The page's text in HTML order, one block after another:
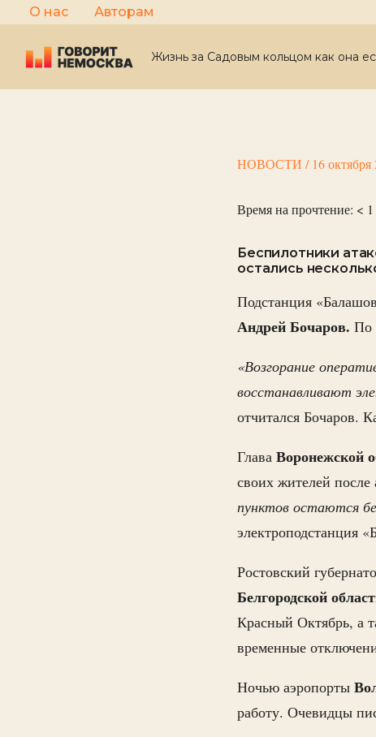
Перейти
к
содержимому
О нас Авторам
Жизнь за Садовым кольцом как она
НОВОСТИ / 16 октября
Время на прочтение: < 1
Беспилотники
остались
Подстанция
Андрей Бочаров. По
«Возгорание
восстанавливают
отчитался Бочаров.
Глава Воронежской
своих жителей после
пунктов остаются
электроподстанция
Ростовский
Белгородской
Красный Октябрь, а
временные
Ночью аэропорты
работу. Очевидцы